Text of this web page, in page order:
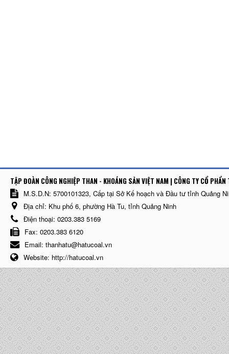
TẬP ĐOÀN CÔNG NGHIỆP THAN - KHOÁNG SẢN VIỆT NAM | CÔNG TY CỔ
M.S.D.N: 5700101323, Cấp tại Sở Kế hoạch và Đầu tư tỉnh Quảng
Địa chỉ: Khu phố 6, phường Hà Tu, tỉnh Quảng Ninh
Điện thoại: 0203.383 5169
Fax: 0203.383 6120
Email: thanhatu@hatucoal.vn
Website: http://hatucoal.vn